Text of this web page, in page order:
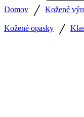
Domov / Kožené
Kožené opasky /